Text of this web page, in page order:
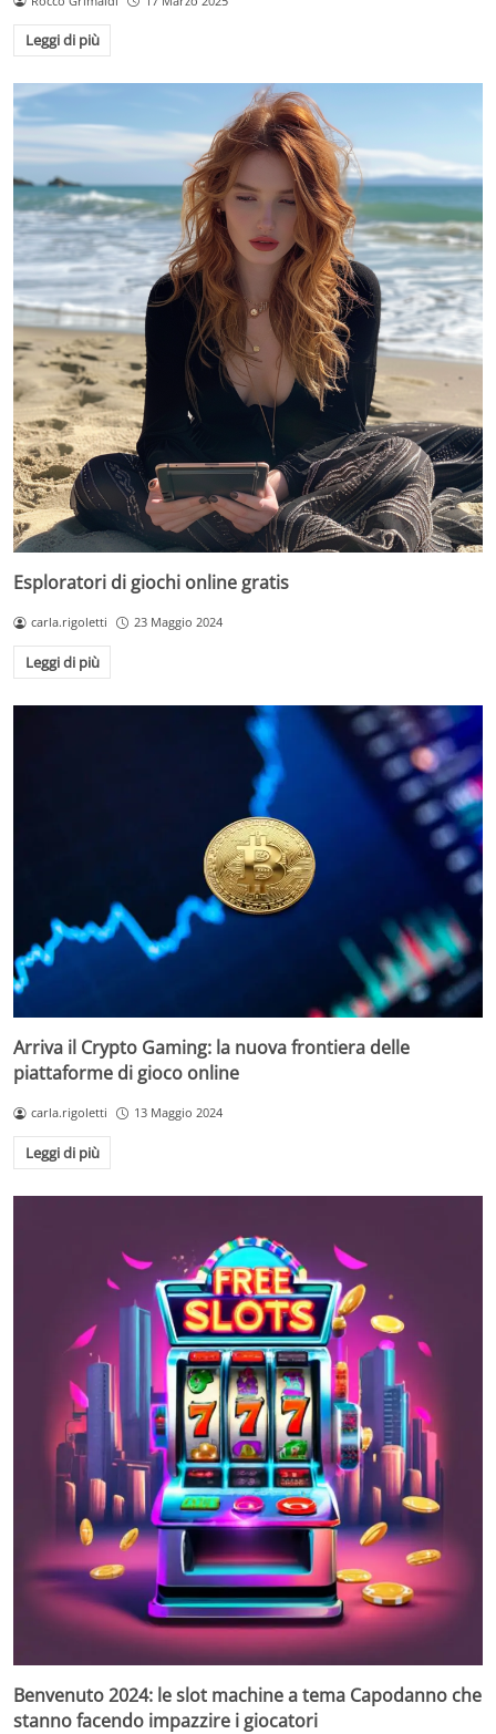
Leggi di più
Esploratori di giochi online gratis
carla.rigoletti 23 Maggio 2024
Leggi di più
Arriva il Crypto Gaming: la nuova frontiera delle
piattaforme di gioco online
carla.rigoletti 13 Maggio 2024
Leggi di più
Benvenuto 2024: le slot machine a tema Capodanno che
stanno facendo impazzire i giocatori